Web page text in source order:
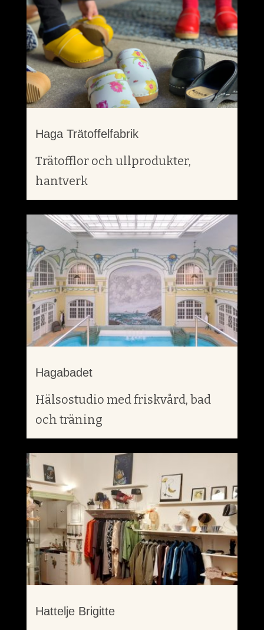
Haga Trätoffelfabrik
Trätofflor och ullprodukter,
hantverk
Hagabadet
Hälsostudio med friskvård, bad
och träning
Hattelje Brigitte